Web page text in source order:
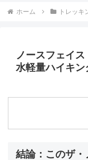
ホーム トレッキ
ノースフェイ
水軽量ハイキン
結論：このザ・